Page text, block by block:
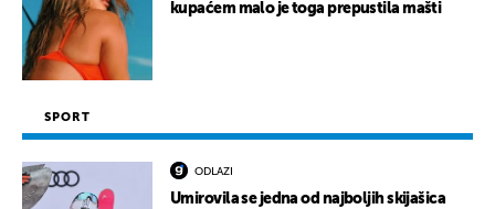
kupaćem malo je toga prepustila mašti
SPORT
ODLAZI
Umirovila se jedna od najboljih skijašica